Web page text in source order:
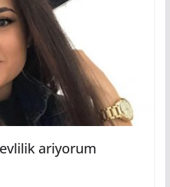
ariyorum